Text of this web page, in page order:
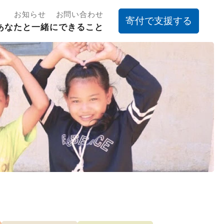
お知らせ お問い合わせ
なたと一緒にできること
寄付で支援する